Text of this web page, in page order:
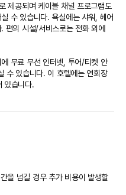
제공되며 케이블 채널 프로그램도
수 있습니다. 욕실에는 샤워, 헤어
편의 시설/서비스로는 전화 외에
무료 무선 인터넷, 투어/티켓 안
수 있습니다. 이 호텔에는 연회장
있습니다.
인터넷, 비즈니스 센터, 리무진/
을 넘길 경우 추가 비용이 발생할